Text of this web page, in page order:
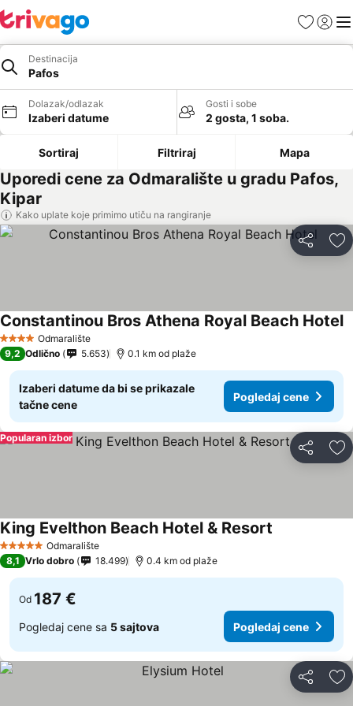
FavoritiPrijavi
Destinacija
Pafos
Dolazak/odlazak
Izaberi datume
Gosti i sobe
2 gosta, 1 soba.
Sortiraj Filtriraj Mapa
Uporedi cene za Odmaralište u gradu Pafos,
Kipar
Kako uplate koje primimo utiču na rangiranje
Deli
4 ZvezdiceOdmaralište
Constantinou Bros Athena Royal Beach Hotel
9,2 Odlično 5.653 0.1 km od plaže
Izaberi datume da bi se prikazale
tačne cene
Pogledaj cene
Deli
Popularan izbor
5 ZvezdiceOdmaralište
King Evelthon Beach Hotel & Resort
8,1 Vrlo dobro 18.499 0.4 km od plaže
Od 187 €
Pogledaj cene sa 5 sajtova Pogledaj cene
Deli